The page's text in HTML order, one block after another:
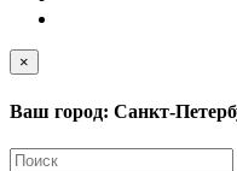
×
Ваш город: Санкт-